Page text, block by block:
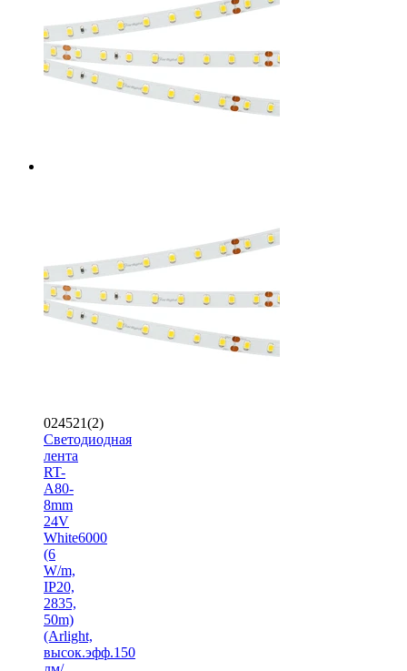
024521(2)
Светодиодная
лента
RT-
A80-
8mm
24V
White6000
(6
W/m,
IP20,
2835,
50m)
(Arlight,
высок.эфф.150